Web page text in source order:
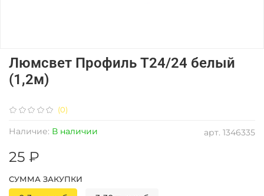
(0)
арт. 1346335
Наличие: В наличии
Люмсвет Профиль Т24/24 белый
(1,2м)
25 ₽
СУММА ЗАКУПКИ